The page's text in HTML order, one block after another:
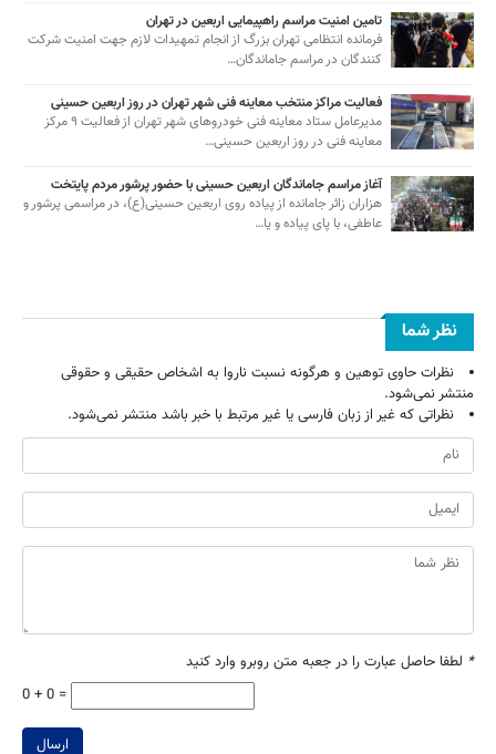
تامین امنیت مراسم راهپیمایی اربعین در تهران
فرمانده انتظامی تهران بزرگ از انجام تمهیدات لازم جهت امنیت شرکت
کنندگان در مراسم جاماندگان…
فعالیت مراکز منتخب معاینه فنی شهر تهران در روز اربعین حسینی
مدیرعامل ستاد معاینه فنی خودروهای شهر تهران از فعالیت ۹ مرکز
معاینه فنی در روز اربعین حسینی…
آغاز مراسم جاماندگان اربعین حسینی با حضور پرشور مردم پایتخت
هزاران زائر جامانده از پیاده روی اربعین حسینی(ع)، در مراسمی پرشور و
عاطفی، با پای پیاده و یا…
نظر شما
نظرات حاوی توهین و هرگونه نسبت ناروا به اشخاص حقیقی و حقوقی
منتشر نمی‌شود.
نظراتی که غیر از زبان فارسی یا غیر مرتبط با خبر باشد منتشر نمی‌شود.
* لطفا حاصل عبارت را در جعبه متن روبرو وارد کنید
0 + 0 =
ارسال